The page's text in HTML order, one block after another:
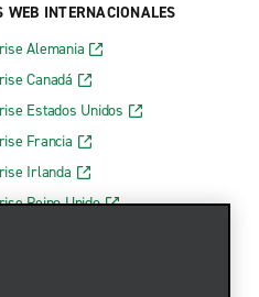
WEB INTERNACIONALES
Alemania
Canadá
Estados Unidos
Francia
Irlanda
Reino Unido